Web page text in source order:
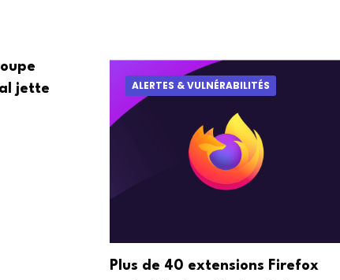
jette
ALERTES & VULNÉRABILITÉS
Plus de 40 extensions Firefox